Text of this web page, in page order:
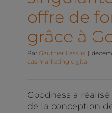
offre de
grâce à
Par Gauthier Lassus |
cas marketing digital
Goodness a
de la conception